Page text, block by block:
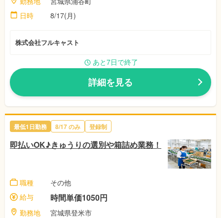
日時
8/17(月)
株式会社フルキャスト
あと7日で終了
詳細を見る
最低1日勤務 8/17 のみ 登録制
即払いOK♪きゅうりの選別や箱詰め業務！
職種
その他
給与
時間単価1050円
勤務地
宮城県登米市